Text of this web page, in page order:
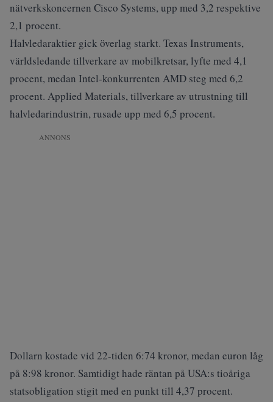
nätverkskoncernen Cisco Systems, upp med 3,2 respektive
2,1 procent.
Halvledaraktier gick överlag starkt. Texas Instruments,
världsledande tillverkare av mobilkretsar, lyfte med 4,1
procent, medan Intel-konkurrenten AMD steg med 6,2
procent. Applied Materials, tillverkare av utrustning till
halvledarindustrin, rusade upp med 6,5 procent.
ANNONS
Dollarn kostade vid 22-tiden 6:74 kronor, medan euron låg
på 8:98 kronor. Samtidigt hade räntan på USA:s tioåriga
statsobligation stigit med en punkt till 4,37 procent.